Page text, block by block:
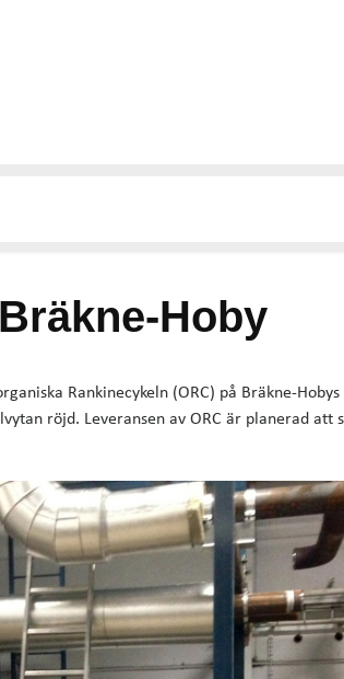
Hoby
Rankinecykeln (ORC) på Bräkne-Hobys
röjd. Leveransen av ORC är planerad att